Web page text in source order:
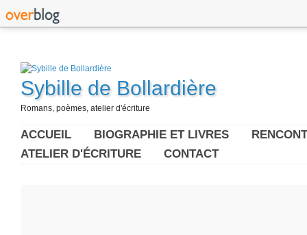
Sybille de Bollardière
Romans, poèmes, atelier d'écriture
ACCUEIL BIOGRAPHIE ET LIVRES
ATELIER D'ÉCRITURE
CONTACT